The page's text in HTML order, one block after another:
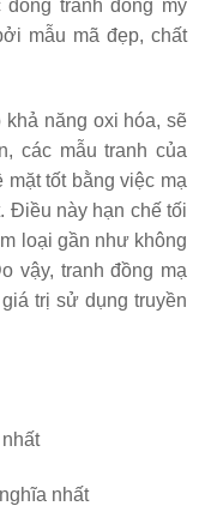
tranh đồng mỹ
mẫu mã đẹp, chất
khả năng oxi hóa, sẽ
các mẫu tranh của
tốt bằng việc mạ
Điều này hạn chế tối
loại gần như không
vậy, tranh đồng mạ
giá trị sử dụng truyền
nhất